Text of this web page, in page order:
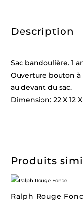
Description
Sac bandoulière. 1
Ouverture bouton à
au devant du sac.
Dimension: 22 X 12
Produits
Ralph Rouge